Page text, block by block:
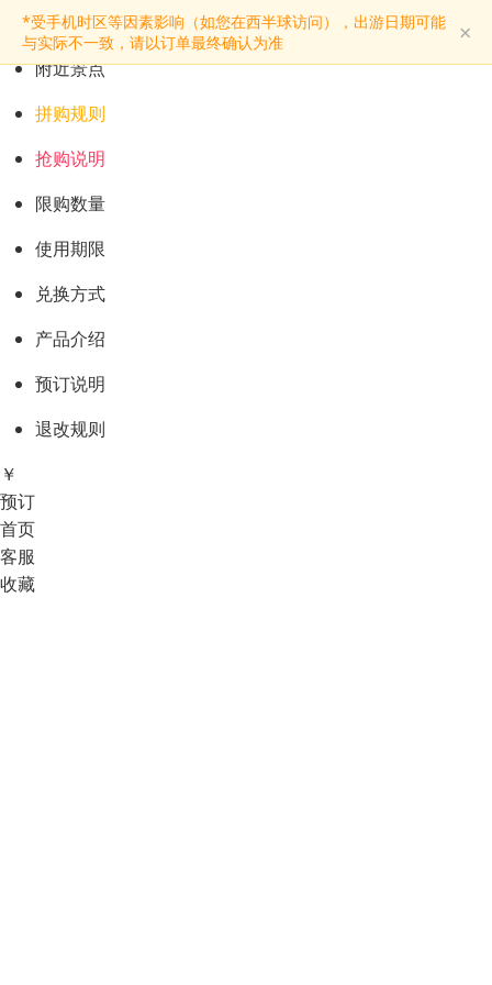
*受手机时区等因素影响（如您在西半球访问），出游日期可能
与实际不一致，请以订单最终确认为准
×
预订购票
景点介绍
附近景点
拼购规则
抢购说明
限购数量
使用期限
兑换方式
产品介绍
预订说明
退改规则
￥
预订
首页
客服
收藏